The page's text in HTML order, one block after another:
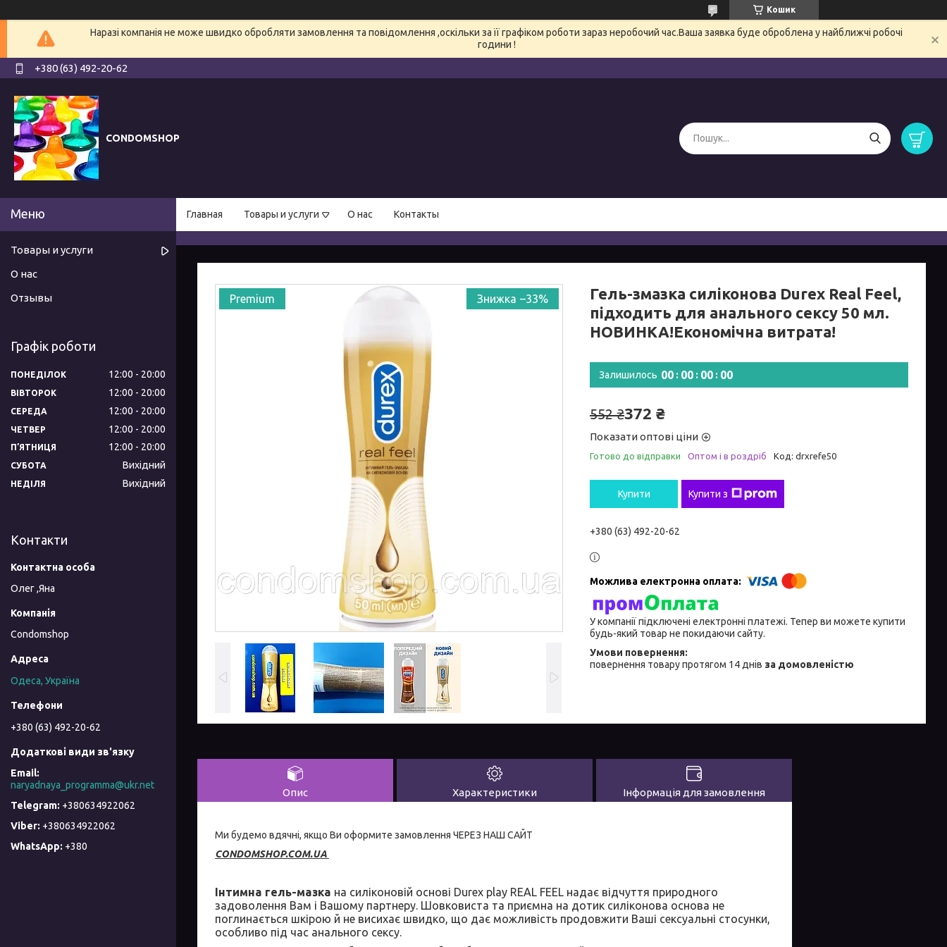
Кошик
Наразі компанія не може швидко обробляти замовлення та повідомлення ,оскільки за її графіком роботи зараз неробочий час.Ваша заявка буде оброблена у найближчі робочі
години !
+380 (63) 492-20-62
CONDOMSHOP
Главная Товары и услуги О нас Контакты
Premium –33%
Гель-змазка силіконова Durex Real Feel,
підходить для анального сексу 50 мл.
НОВИНКА!Економічна витрата!
Залишилось 00 00 00 00
552 ₴372 ₴
Показати оптові ціни
Готово до відправки Оптом і в роздріб Код: drxrefe50
Купити Купити з
+380 (63) 492-20-62
У компанії підключені електронні платежі. Тепер ви можете купити
будь-який товар не покидаючи сайту.
повернення товару протягом 14 днів за домовленістю
Опис Характеристики Інформація для замовлення
Ми будемо вдячні, якщо Ви оформите замовлення ЧЕРЕЗ НАШ САЙТ
CONDOMSHOP.COM.UA
Інтимна гель-мазка на силіконовій основі Durex play REAL FEEL надає відчуття природного
задоволення Вам і Вашому партнеру. Шовковиста та приємна на дотик силіконова основа не
поглинається шкірою й не висихає швидко, що дає можливість продовжити Ваші сексуальні стосунки,
особливо під час анального сексу.
Товары и услуги
О нас
Отзывы
Графік роботи
ПОНЕДІЛОК 12:00 20:00
ВІВТОРОК 12:00 20:00
СЕРЕДА 12:00 20:00
ЧЕТВЕР 12:00 20:00
ПʼЯТНИЦЯ 12:00 20:00
СУБОТА Вихідний
НЕДІЛЯ Вихідний
Контакти
Олег ,Яна
Condomshop
Одеса, Україна
+380 (63) 492-20-62
naryadnaya_programma@ukr.net
+380634922062
+380634922062
+380